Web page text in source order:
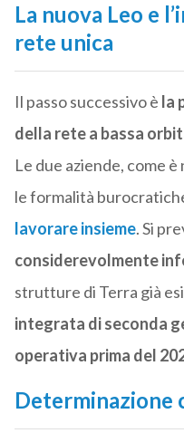
La nuova Leo e
rete unica
Il passo successivo è la
della rete a bassa
Le due aziende, come
le formalità
lavorare insieme. Si
considerevolmente
strutture di Terra già
integrata di seconda
operativa prima del
Determinazione